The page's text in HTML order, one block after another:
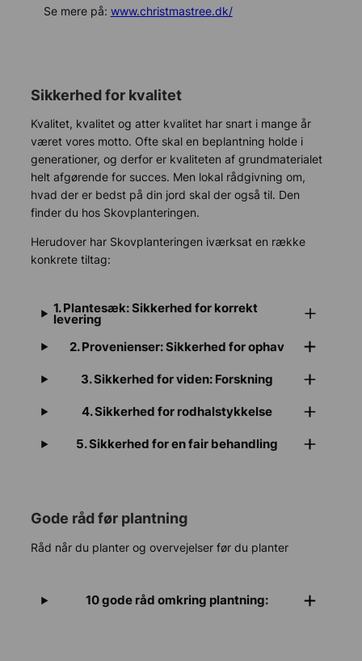
Se mere på: www.christmastree.dk/
Sikkerhed for kvalitet
Kvalitet, kvalitet og atter kvalitet har snart i mange år
været vores motto. Ofte skal en beplantning holde i
generationer, og derfor er kvaliteten af grundmaterialet
helt afgørende for succes. Men lokal rådgivning om,
hvad der er bedst på din jord skal der også til. Den
finder du hos Skovplanteringen.
Herudover har Skovplanteringen iværksat en række
konkrete tiltag:
1. Plantesæk: Sikkerhed for korrekt
levering
2.Provenienser: Sikkerhed for ophav
3.Sikkerhed for viden: Forskning
4.Sikkerhed for rodhalstykkelse
5.Sikkerhed for en fair behandling
Gode råd før plantning
Råd når du planter og overvejelser før du planter
10 gode råd omkring plantning: